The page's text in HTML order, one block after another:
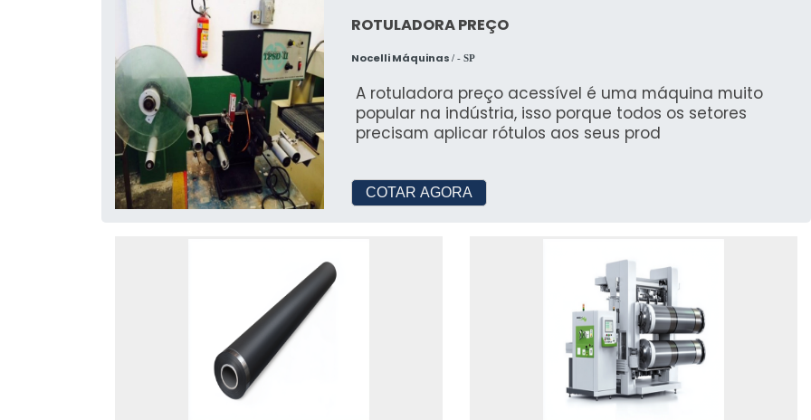
ROTULADORA PREÇO
Nocelli Máquinas/ - SP
A rotuladora preço acessível é uma máquina muito
popular na indústria, isso porque todos os setores
precisam aplicar rótulos aos seus prod
COTAR AGORA